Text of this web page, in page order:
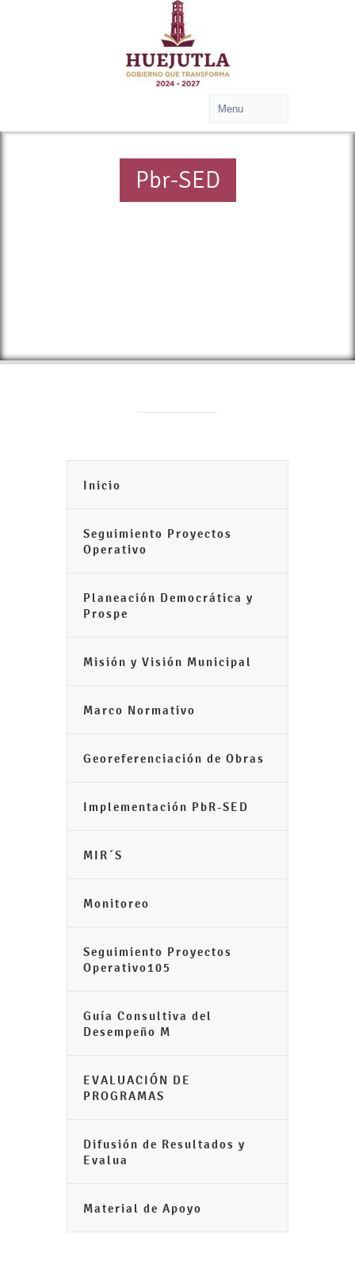
Pbr-SED
Inicio
Seguimiento Proyectos
Operativo
Planeación Democrática y
Prospe
Misión y Visión Municipal
Marco Normativo
Georeferenciación de Obras
Implementación PbR-SED
MIR´S
Monitoreo
Seguimiento Proyectos
Operativo105
Guía Consultiva del
Desempeño M
EVALUACIÓN DE
PROGRAMAS
Difusión de Resultados y
Evalua
Material de Apoyo